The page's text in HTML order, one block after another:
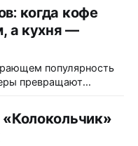
когда кофе
а кухня —
популярность
превращают